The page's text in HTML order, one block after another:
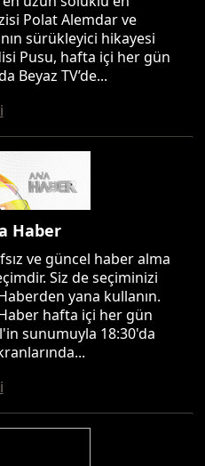
Polat Alemdar ve
sürükleyici hikayesi
Pusu, hafta içi her gün
Beyaz TV’de...
Haber
ve güncel haber alma
Siz de seçiminizi
yana kullanın.
hafta içi her gün
sunumuyla 18:30'da